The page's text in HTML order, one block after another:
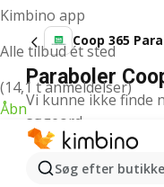
Kimbino app
Alle tilbud ét sted
(14,1 t anmeldelser)
Åbn
Søg efter
Coop 365
Paraboler
Vi kunne ikke finde
søgeord.
Andre
Coop 365Pizza